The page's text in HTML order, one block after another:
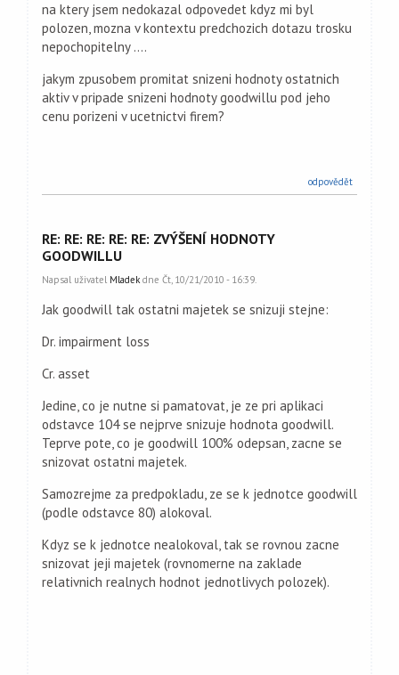
na ktery jsem nedokazal odpovedet kdyz mi byl
polozen, mozna v kontextu predchozich dotazu trosku
nepochopitelny ....
jakym zpusobem promitat snizeni hodnoty ostatnich
aktiv v pripade snizeni hodnoty goodwillu pod jeho
cenu porizeni v ucetnictvi firem?
odpovědět
RE: RE: RE: RE: RE: ZVÝŠENÍ HODNOTY
GOODWILLU
Napsal uživatel Mladek dne Čt, 10/21/2010 - 16:39.
Jak goodwill tak ostatni majetek se snizuji stejne:
Dr. impairment loss
Cr. asset
Jedine, co je nutne si pamatovat, je ze pri aplikaci
odstavce 104 se nejprve snizuje hodnota goodwill.
Teprve pote, co je goodwill 100% odepsan, zacne se
snizovat ostatni majetek.
Samozrejme za predpokladu, ze se k jednotce goodwill
(podle odstavce 80) alokoval.
Kdyz se k jednotce nealokoval, tak se rovnou zacne
snizovat jeji majetek (rovnomerne na zaklade
relativnich realnych hodnot jednotlivych polozek).